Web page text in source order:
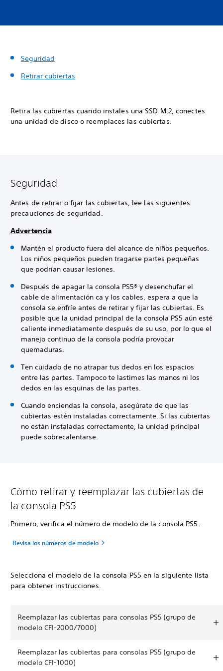
Seguridad
Retirar cubiertas
Retira las cubiertas cuando instales una SSD M.2, conectes
una unidad de disco o reemplaces las cubiertas.
Seguridad
Antes de retirar o fijar las cubiertas, lee las siguientes
precauciones de seguridad.
Advertencia
Mantén el producto fuera del alcance de niños pequeños.
Los niños pequeños pueden tragarse partes pequeñas
que podrían causar lesiones.
Después de apagar la consola PS5® y desenchufar el
cable de alimentación ca y los cables, espera a que la
consola se enfríe antes de retirar y fijar las cubiertas. Es
posible que la unidad principal de la consola PS5 aún esté
caliente inmediatamente después de su uso, por lo que el
manejo continuo de la consola podría provocar
quemaduras.
Ten cuidado de no atrapar tus dedos en los espacios
entre las partes. Tampoco te lastimes las manos ni los
dedos en las esquinas de las partes.
Cuando enciendas la consola, asegúrate de que las
cubiertas estén instaladas correctamente. Si las cubiertas
no están instaladas correctamente, la unidad principal
puede sobrecalentarse.
Cómo retirar y reemplazar las cubiertas de
la consola PS5
Primero, verifica el número de modelo de la consola PS5.
Revisa los números de modelo
Selecciona el modelo de la consola PS5 en la siguiente lista
para obtener instrucciones.
Reemplazar las cubiertas para consolas PS5 (grupo de
modelo CFI-2000/7000)
Reemplazar las cubiertas para consolas PS5 (grupo de
modelo CFI-1000)